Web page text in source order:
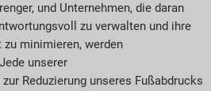
und Unternehmen, die daran
zu verwalten und ihre
minimieren, werden
unserer
Reduzierung unseres Fußabdrucks